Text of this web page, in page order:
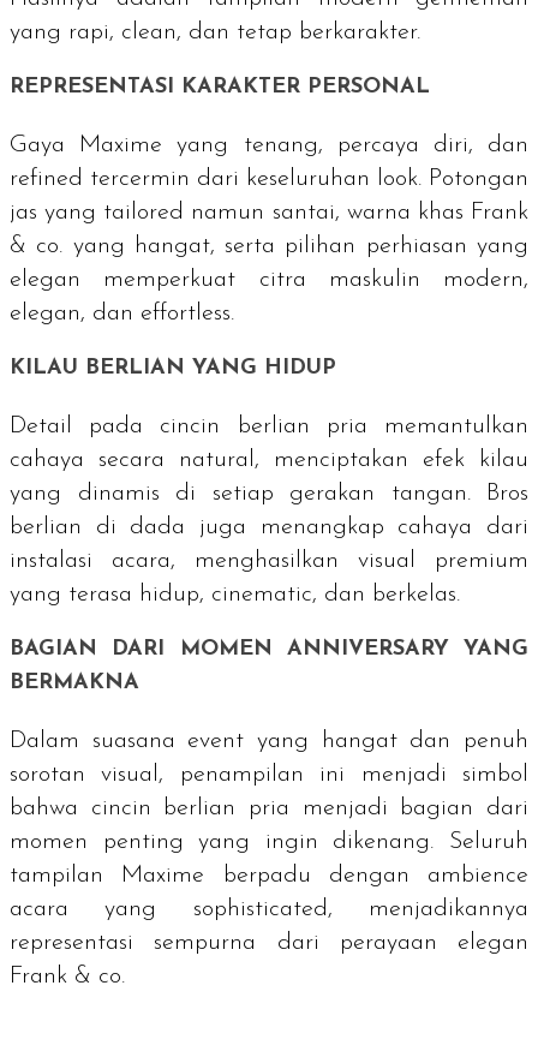
yang rapi, clean, dan tetap berkarakter.
REPRESENTASI KARAKTER PERSONAL
Gaya Maxime yang tenang, percaya diri, dan
refined tercermin dari keseluruhan look. Potongan
jas yang tailored namun santai, warna khas Frank
& co. yang hangat, serta pilihan perhiasan yang
elegan memperkuat citra maskulin modern,
elegan, dan effortless.
KILAU BERLIAN YANG HIDUP
Detail pada cincin berlian pria memantulkan
cahaya secara natural, menciptakan efek kilau
yang dinamis di setiap gerakan tangan. Bros
berlian di dada juga menangkap cahaya dari
instalasi acara, menghasilkan visual premium
yang terasa hidup, cinematic, dan berkelas.
BAGIAN DARI MOMEN ANNIVERSARY YANG
BERMAKNA
Dalam suasana event yang hangat dan penuh
sorotan visual, penampilan ini menjadi simbol
bahwa cincin berlian pria menjadi bagian dari
momen penting yang ingin dikenang. Seluruh
tampilan Maxime berpadu dengan ambience
acara yang sophisticated, menjadikannya
representasi sempurna dari perayaan elegan
Frank & co.